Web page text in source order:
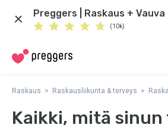
Preggers | Raskaus + Vauva
(10k)
Raskaus Raskausliikunta & terveys
Kaikki, mitä